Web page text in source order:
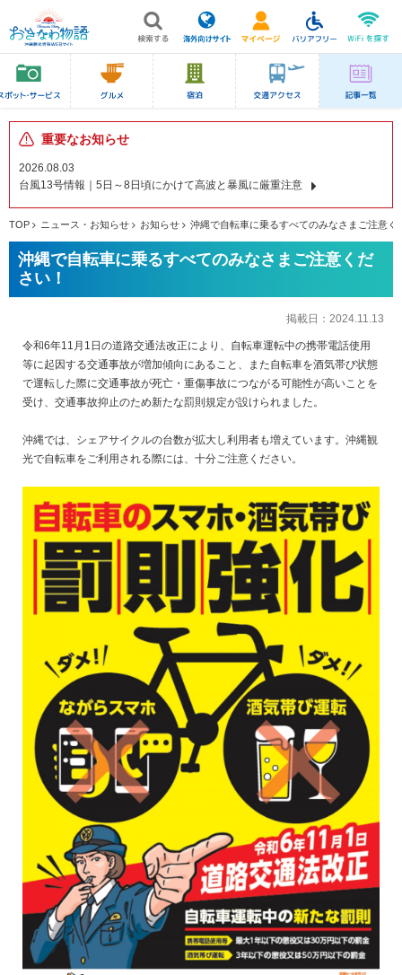
重要なお知らせ
2026.08.03
台風13号情報｜5日～8日頃にかけて高波と暴風に厳重注意
TOP ニュース・お知らせ お知らせ 沖縄で自転車に乗るすべてのみなさまご注意く
沖縄で自転車に乗るすべてのみなさまご注意くだ
さい！
掲載日： 2024.11.13
令和6年11月1日の道路交通法改正により、自転車運転中の携帯電話使用
等に起因する交通事故が増加傾向にあること、また自転車を酒気帯び状態
で運転した際に交通事故が死亡・重傷事故につながる可能性が高いことを
受け、交通事故抑止のため新たな罰則規定が設けられました。
沖縄では、シェアサイクルの台数が拡大し利用者も増えています。沖縄観
光で自転車をご利用される際には、十分ご注意ください。